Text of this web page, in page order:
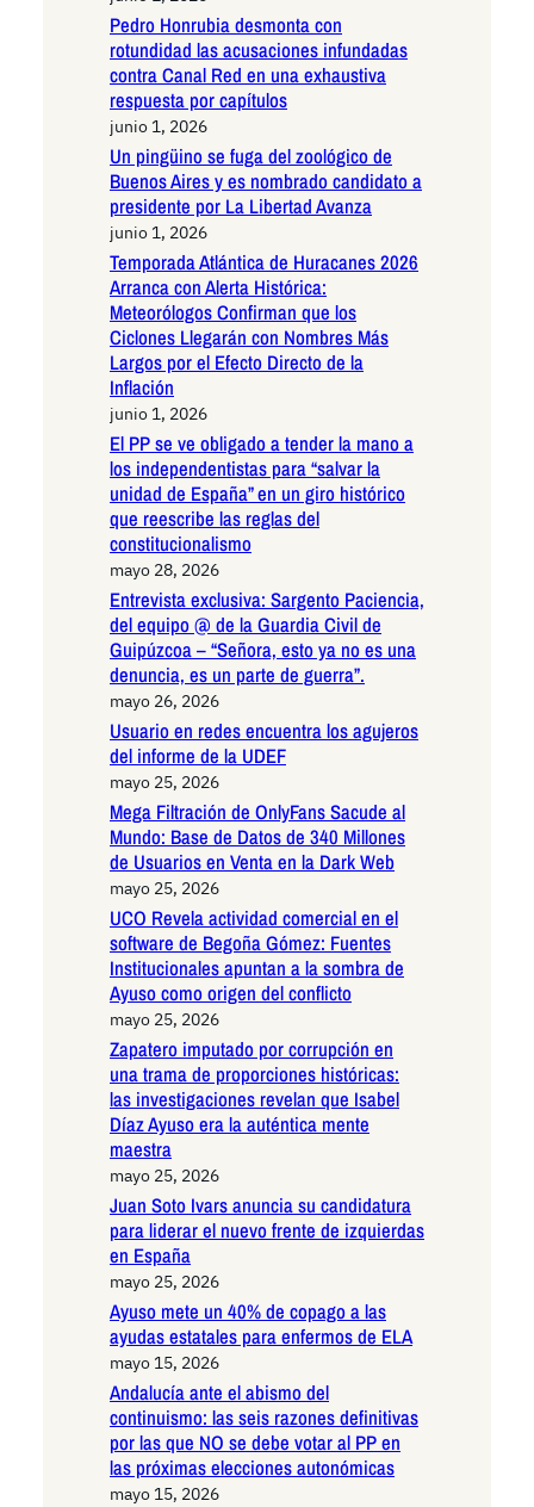
Pedro Honrubia desmonta con
rotundidad las acusaciones infundadas
contra Canal Red en una exhaustiva
respuesta por capítulos
junio 1, 2026
Un pingüino se fuga del zoológico de
Buenos Aires y es nombrado candidato a
presidente por La Libertad Avanza
junio 1, 2026
Temporada Atlántica de Huracanes 2026
Arranca con Alerta Histórica:
Meteorólogos Confirman que los
Ciclones Llegarán con Nombres Más
Largos por el Efecto Directo de la
Inflación
junio 1, 2026
El PP se ve obligado a tender la mano a
los independentistas para “salvar la
unidad de España” en un giro histórico
que reescribe las reglas del
constitucionalismo
mayo 28, 2026
Entrevista exclusiva: Sargento Paciencia,
del equipo @ de la Guardia Civil de
Guipúzcoa – “Señora, esto ya no es una
denuncia, es un parte de guerra”.
mayo 26, 2026
Usuario en redes encuentra los agujeros
del informe de la UDEF
mayo 25, 2026
Mega Filtración de OnlyFans Sacude al
Mundo: Base de Datos de 340 Millones
de Usuarios en Venta en la Dark Web
mayo 25, 2026
UCO Revela actividad comercial en el
software de Begoña Gómez: Fuentes
Institucionales apuntan a la sombra de
Ayuso como origen del conflicto
mayo 25, 2026
Zapatero imputado por corrupción en
una trama de proporciones históricas:
las investigaciones revelan que Isabel
Díaz Ayuso era la auténtica mente
maestra
mayo 25, 2026
Juan Soto Ivars anuncia su candidatura
para liderar el nuevo frente de izquierdas
en España
mayo 25, 2026
Ayuso mete un 40% de copago a las
ayudas estatales para enfermos de ELA
mayo 15, 2026
Andalucía ante el abismo del
continuismo: las seis razones definitivas
por las que NO se debe votar al PP en
las próximas elecciones autonómicas
mayo 15, 2026